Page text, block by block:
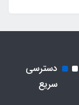
دسترسی
سریع